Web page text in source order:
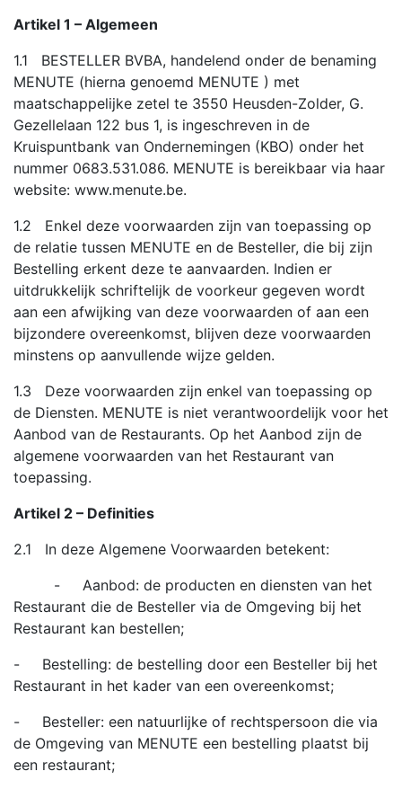
Artikel 1 – Algemeen
1.1 BESTELLER BVBA, handelend onder de benaming
MENUTE (hierna genoemd MENUTE ) met
maatschappelijke zetel te 3550 Heusden-Zolder, G.
Gezellelaan 122 bus 1, is ingeschreven in de
Kruispuntbank van Ondernemingen (KBO) onder het
nummer 0683.531.086. MENUTE is bereikbaar via haar
website: www.menute.be.
1.2 Enkel deze voorwaarden zijn van toepassing op
de relatie tussen MENUTE en de Besteller, die bij zijn
Bestelling erkent deze te aanvaarden. Indien er
uitdrukkelijk schriftelijk de voorkeur gegeven wordt
aan een afwijking van deze voorwaarden of aan een
bijzondere overeenkomst, blijven deze voorwaarden
minstens op aanvullende wijze gelden.
1.3 Deze voorwaarden zijn enkel van toepassing op
de Diensten. MENUTE is niet verantwoordelijk voor het
Aanbod van de Restaurants. Op het Aanbod zijn de
algemene voorwaarden van het Restaurant van
toepassing.
Artikel 2 – Definities
2.1 In deze Algemene Voorwaarden betekent:
- Aanbod: de producten en diensten van het
Restaurant die de Besteller via de Omgeving bij het
Restaurant kan bestellen;
- Bestelling: de bestelling door een Besteller bij het
Restaurant in het kader van een overeenkomst;
- Besteller: een natuurlijke of rechtspersoon die via
de Omgeving van MENUTE een bestelling plaatst bij
een restaurant;